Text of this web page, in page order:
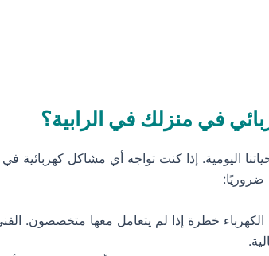
في منزلك في الرابية؟
اليومية. إذا كنت تواجه أي مشاكل
ضروريًا:
خطرة إذا لم يتعامل معها متخصصون.